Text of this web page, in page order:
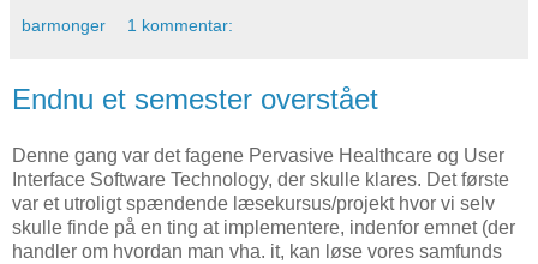
barmonger 1 kommentar:
Endnu et semester overstået
Denne gang var det fagene Pervasive Healthcare og User
Interface Software Technology, der skulle klares. Det første
var et utroligt spændende læsekursus/projekt hvor vi selv
skulle finde på en ting at implementere, indenfor emnet (der
handler om hvordan man vha. it, kan løse vores samfunds